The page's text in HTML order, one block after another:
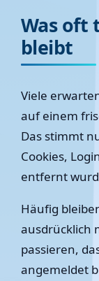
Was oft
bleibt
Viele
auf einem
Das stimmt
Cookies,
entfernt
Häufig
ausdrücklich
passieren,
angemeldet